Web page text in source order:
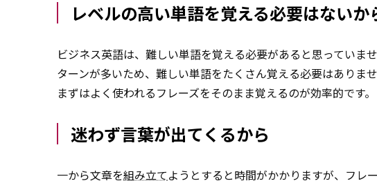
レベルの高い単語を覚える必要はないか
ビジネス英語は、難しい単語を覚える必要があると思ってい
ターンが多いため、難しい単語をたくさん覚える必要はありませ
まずはよく使われるフレーズをそのまま覚えるのが効率的です。
迷わず言葉が出てくるから
一から文章を組み立てようとすると時間がかかりますが、フレ